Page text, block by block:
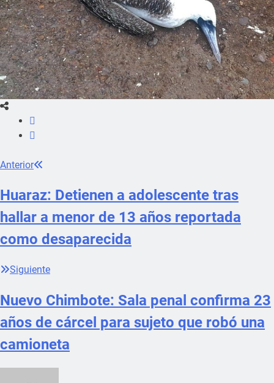
Anterior
Huaraz: Detienen a adolescente tras
hallar a menor de 13 años reportada
como desaparecida
Siguiente
Nuevo Chimbote: Sala penal confirma 23
años de cárcel para sujeto que robó una
camioneta